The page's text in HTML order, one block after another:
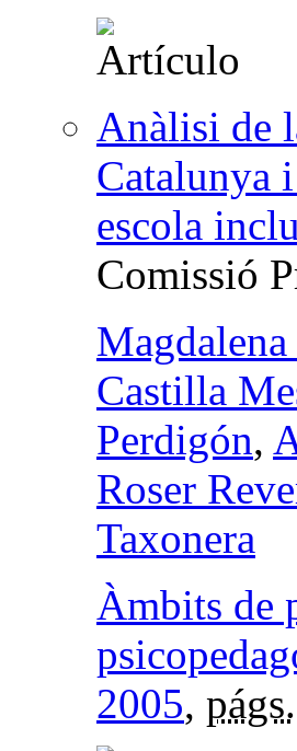
Anàlisi de
Catalunya
escola
Comissió
Castilla
Perdigón,
Roser
Taxonera
Àmbits de
2005, págs.